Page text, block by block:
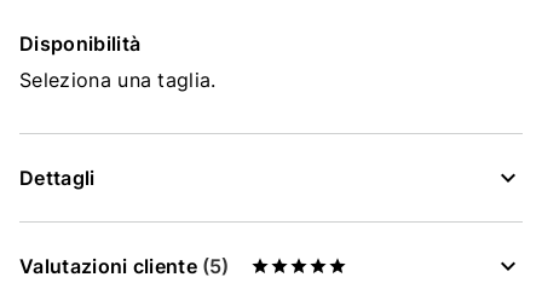
Disponibilità
Seleziona una taglia.
Dettagli
Valutazioni cliente (5)